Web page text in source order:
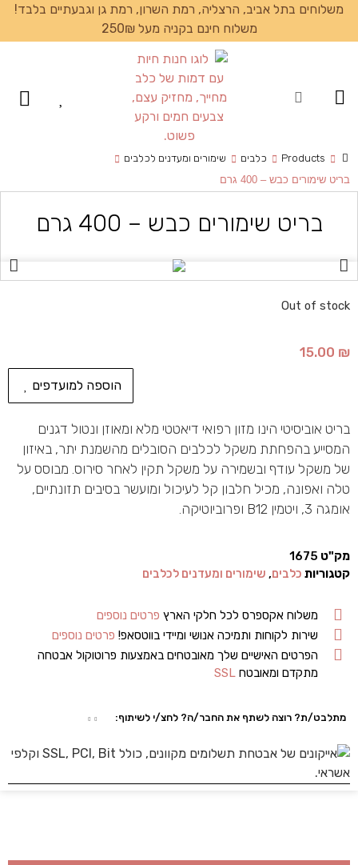
משלוחים בתל אביב, הרצליה, רמת השרון, רמת גן וגבעתיים בלבד!
משלוח חינם בקניה מעל 250₪
Products כלבים
שימורים ומעדנים לכלבים
בריט שימורים כבש – 400 גרם
בריט שימורים כבש – 400 גרם
Out of stock
15.00 ₪
הוספה למועדפים
בריט אוביסיטי הינו מזון רפואי דיאטטי מלא ומאוזן ונטול דגנים
המסייע בהפחתת משקל לכלבים הסובלים מהשמנת יתר, באיזון
של משקל עודף ובשמירה על משקל תקין לאחר סירוס. מבוסס על
טלה ואפונה, מכיל חלבון קל לעיכול ומועשר בסיבים תזונתיים,
אומגה 3, ויטמין B12 ופרוביוטיקה.
מק"ט 1675
קטגוריות כלבים, שימורים ומעדנים לכלבים
משלוח אקספרס לכל חלקי הארץ פרטים נוספים
שירות לקוחות ותמיכה אנושי ומיידי בווטסאפ! פרטים נוספים
הפרטים האישיים שלך מאובטחים באמצעות פרוטוקול אבטחה
מתקדם ומאובטחSSL
מתלבט/ת? רוצה לשתף את החבר/ה? לחצ/י לשיתוף: